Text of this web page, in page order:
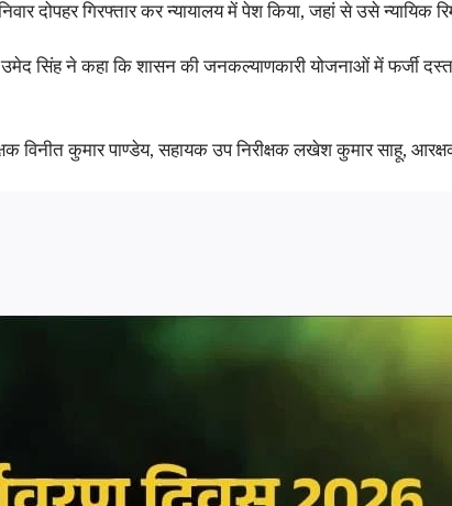
दोपहर गिरफ्तार कर न्यायालय में पेश किया, जहां से उसे न्यायिक
सिंह ने कहा कि शासन की जनकल्याणकारी योजनाओं में फर्जी
विनीत कुमार पाण्डेय, सहायक उप निरीक्षक लखेश कुमार साहू,